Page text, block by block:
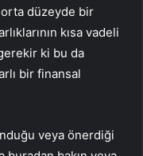
düzeyde bir
kısa vadeli
ki bu da
bir finansal
veya önerdiği